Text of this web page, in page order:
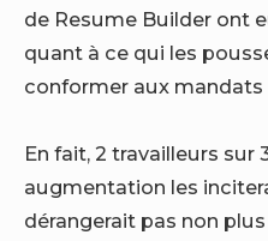
de Resume Builder ont
quant à ce qui les
conformer aux mandats
En fait, 2 travailleurs sur
augmentation les
dérangerait pas non plus